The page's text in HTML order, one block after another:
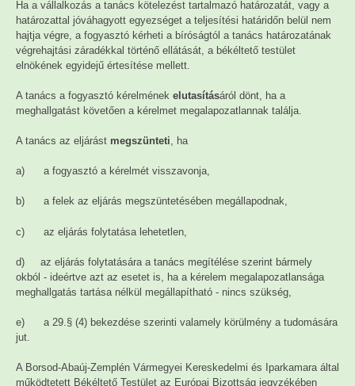
Ha a vállalkozás a tanács kötelezést tartalmazó határozatát, vagy a
határozattal jóváhagyott egyezséget a teljesítési határidőn belül nem
hajtja végre, a fogyasztó kérheti a bíróságtól a tanács határozatának
végrehajtási záradékkal történő ellátását, a békéltető testület
elnökének egyidejű értesítése mellett.
A tanács a fogyasztó kérelmének elutasításáról dönt, ha a
meghallgatást követően a kérelmet megalapozatlannak találja.
A tanács az eljárást megszünteti, ha
a) a fogyasztó a kérelmét visszavonja,
b) a felek az eljárás megszüntetésében megállapodnak,
c) az eljárás folytatása lehetetlen,
d) az eljárás folytatására a tanács megítélése szerint bármely
okból - ideértve azt az esetet is, ha a kérelem megalapozatlansága
meghallgatás tartása nélkül megállapítható - nincs szükség,
e) a 29.§ (4) bekezdése szerinti valamely körülmény a tudomására
jut.
A Borsod-Abaúj-Zemplén Vármegyei Kereskedelmi és Iparkamara által
működtetett Békéltető Testület az Európai Bizottság jegyzékében